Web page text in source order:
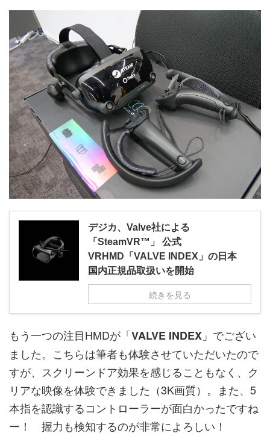
デジカ、Valve社による
「SteamVR™」 公式
VRHMD「VALVE INDEX」の日本
国内正規品取扱いを開始
続きを見る
もう一つの注目HMDが「VALVE INDEX 」でござい
ました。こちらは筆者も体験させていただいたので
すが、スクリーンドア効果を感じることもなく、ク
リアな映像を体験できました（3K画質）。また、5
本指を認識するコントローラーが面白かったですね
ー！ 握力も検知するのが非常によろしい！